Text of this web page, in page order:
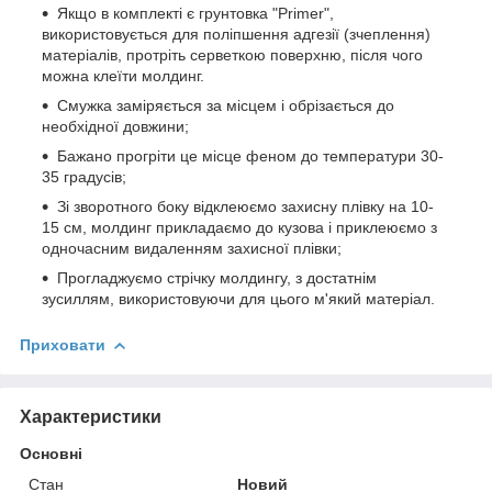
Якщо в комплекті є грунтовка "Primer",
використовується для поліпшення адгезії (зчеплення)
матеріалів, протріть серветкою поверхню, після чого
можна клеїти молдинг.
Смужка заміряється за місцем і обрізається до
необхідної довжини;
Бажано прогріти це місце феном до температури 30-
35 градусів;
Зі зворотного боку відклеюємо захисну плівку на 10-
15 см, молдинг прикладаємо до кузова і приклеюємо з
одночасним видаленням захисної плівки;
Прогладжуємо стрічку молдингу, з достатнім
зусиллям, використовуючи для цього м'який матеріал.
Приховати
Характеристики
Основні
Стан
Новий